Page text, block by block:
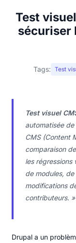
Test
sécuriser
Tags: Test
Test visuel
automatisée
CMS (Content
comparaison
les régressions
de modules,
modifications
contributeurs. »
Drupal a un